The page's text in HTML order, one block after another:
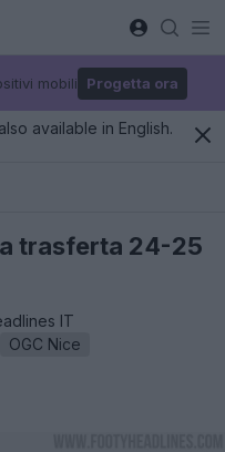
mobili Progetta ora
available in English.
trasferta 24-25
IT
OGC Nice